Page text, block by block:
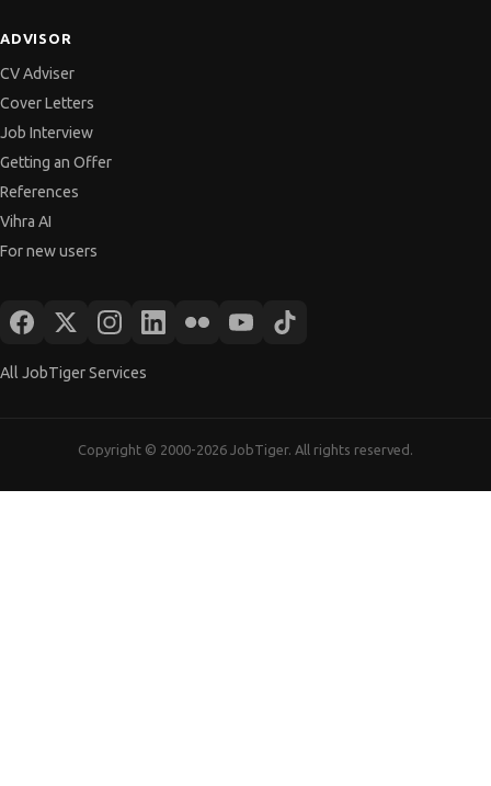
Job Interview
Getting an Offer
References
Vihra AI
For new users